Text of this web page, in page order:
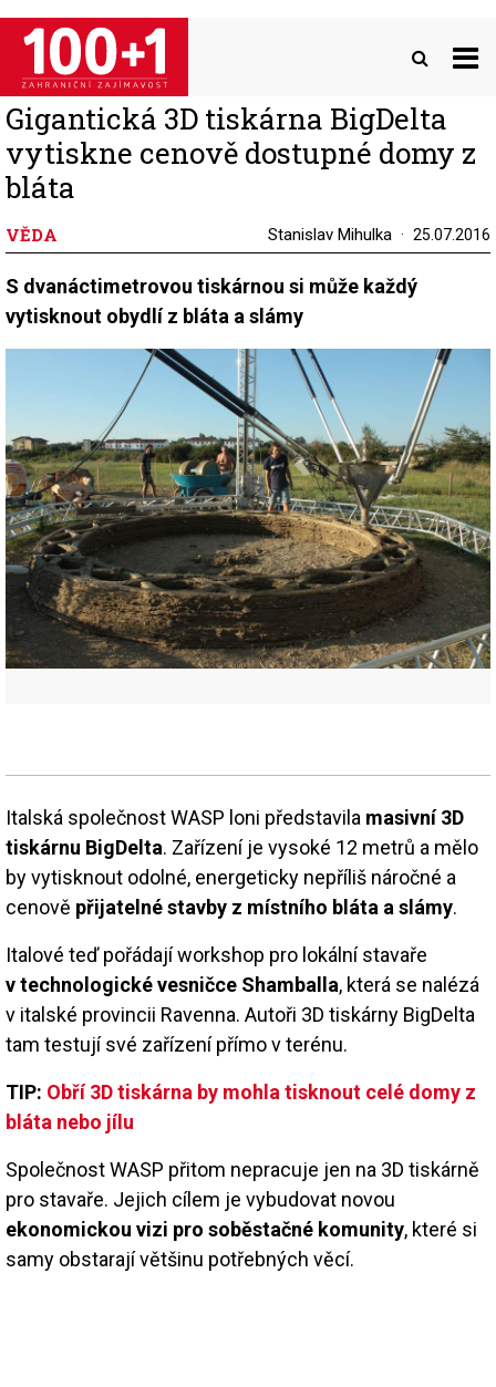
Přejít
hlavnímu
obsahu
Gigantická 3D tiskárna BigDelta
vytiskne cenově dostupné domy z
bláta
VĚDA Stanislav Mihulka 25.07.2016
S dvanáctimetrovou tiskárnou si může každý
vytisknout obydlí z bláta a slámy
Italská společnost WASP loni představila masivní 3D
tiskárnu BigDelta. Zařízení je vysoké 12 metrů a mělo
by vytisknout odolné, energeticky nepříliš náročné a
cenově přijatelné stavby z místního bláta a slámy.
Italové teď pořádají workshop pro lokální stavaře
v technologické vesničce Shamballa, která se nalézá
v italské provincii Ravenna. Autoři 3D tiskárny BigDelta
tam testují své zařízení přímo v terénu.
TIP: Obří 3D tiskárna by mohla tisknout celé domy z
bláta nebo jílu
Společnost WASP přitom nepracuje jen na 3D tiskárně
pro stavaře. Jejich cílem je vybudovat novou
ekonomickou vizi pro soběstačné komunity, které si
samy obstarají většinu potřebných věcí.